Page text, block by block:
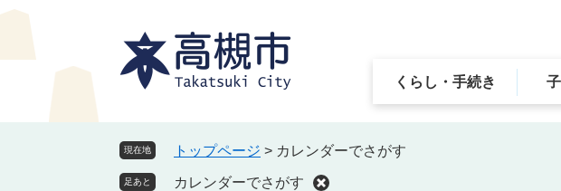
ペ
メ
くらし・手続き
現在地 トップページ > カレンダーでさがす
足あと カレンダーでさがす